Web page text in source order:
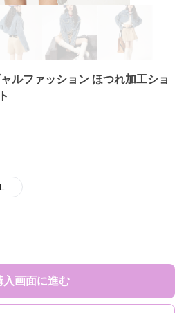
ルファッション ほつれ加工ショ
L
入画面に進む